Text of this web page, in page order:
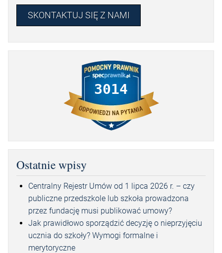
SKONTAKTUJ SIĘ Z NAMI
3014
Ostatnie wpisy
Centralny Rejestr Umów od 1 lipca 2026 r. – czy
publiczne przedszkole lub szkoła prowadzona
przez fundację musi publikować umowy?
Jak prawidłowo sporządzić decyzję o nieprzyjęciu
ucznia do szkoły? Wymogi formalne i
merytoryczne